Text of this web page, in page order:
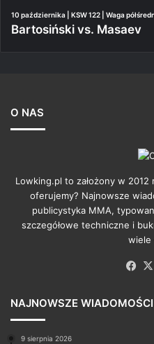
10 października | KSW 122 | Waga
Bartosiński vs. Masaev
O NAS
Lowking.pl to założony w
oferujemy? Najnowsze
publicystyka MMA,
szczegółowe techniczne i
wiele
NAJNOWSZE WIADOMOŚCI
9 sierpnia 2026